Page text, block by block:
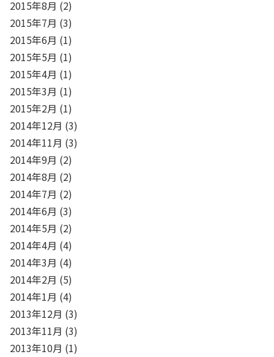
2015年8月 (2)
2015年7月 (3)
2015年6月 (1)
2015年5月 (1)
2015年4月 (1)
2015年3月 (1)
2015年2月 (1)
2014年12月 (3)
2014年11月 (3)
2014年9月 (2)
2014年8月 (2)
2014年7月 (2)
2014年6月 (3)
2014年5月 (2)
2014年4月 (4)
2014年3月 (4)
2014年2月 (5)
2014年1月 (4)
2013年12月 (3)
2013年11月 (3)
2013年10月 (1)